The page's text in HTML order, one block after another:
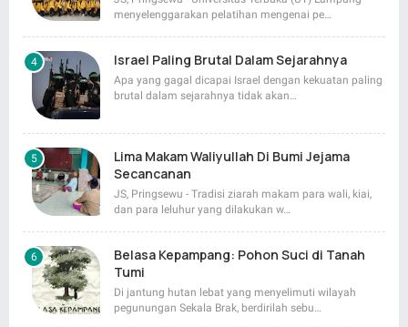
menyelenggarakan pelatihan mengenai pe…
Israel Paling Brutal Dalam Sejarahnya
Apa yang gagal dicapai Israel dengan kekuatan paling
brutal dalam sejarahnya tidak akan…
Lima Makam Waliyullah Di Bumi Jejama
Secancanan
JS, Pringsewu - Tradisi ziarah makam para wali, kiai,
dan para leluhur yang dilakukan w…
Belasa Kepampang: Pohon Suci di Tanah
Tumi
Di jantung hutan lebat yang menyelimuti wilayah
pegunungan Sekala Brak, berdirilah sebu…